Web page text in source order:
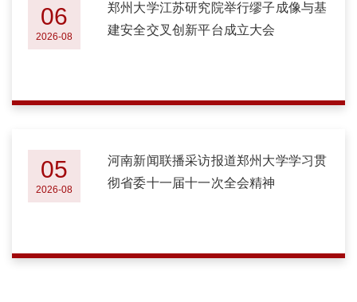
06
2026-08
郑州大学江苏研究院举行缪子成像与基
建安全交叉创新平台成立大会
05
2026-08
河南新闻联播采访报道郑州大学学习贯
彻省委十一届十一次全会精神